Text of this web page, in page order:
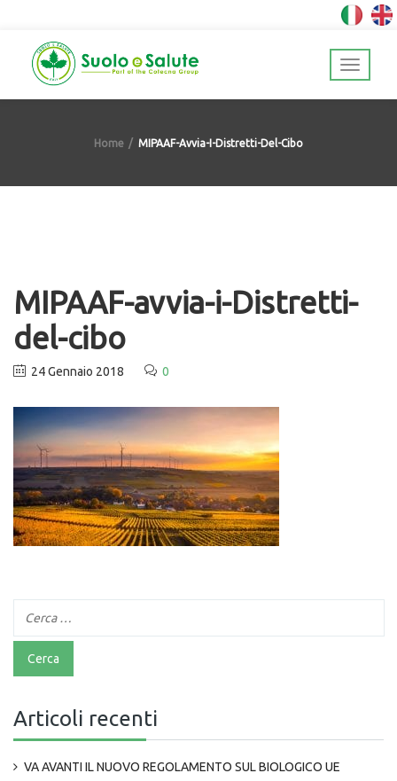
Home MIPAAF-Avvia-I-Distretti-Del-Cibo
MIPAAF-avvia-i-Distretti-
del-cibo
24 Gennaio 2018 0
Articoli recenti
VA AVANTI IL NUOVO REGOLAMENTO SUL BIOLOGICO UE